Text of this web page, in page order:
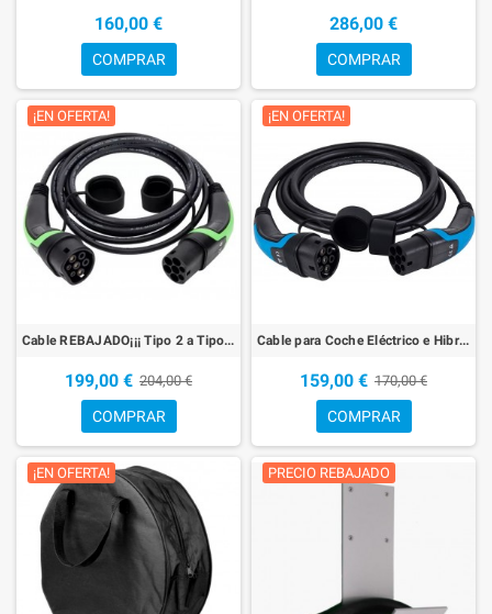
160,00 €
COMPRAR
286,00 €
COMPRAR
¡EN OFERTA!
Cable REBAJADO¡¡¡ Tipo 2 a Tipo 2 Mennekes de 32 A trifásico de 5 metros (IEC 62196)
199,00 € 204,00 €
COMPRAR
¡EN OFERTA!
Cable para Coche Eléctrico e Hibridó Enchufable de OFERTA¡¡¡ Tipo 2 a Tipo 2 Mennekes de 16 A monofásico de 5 metros (IEC 62196)
159,00 € 170,00 €
COMPRAR
¡EN OFERTA! PRECIO REBAJADO